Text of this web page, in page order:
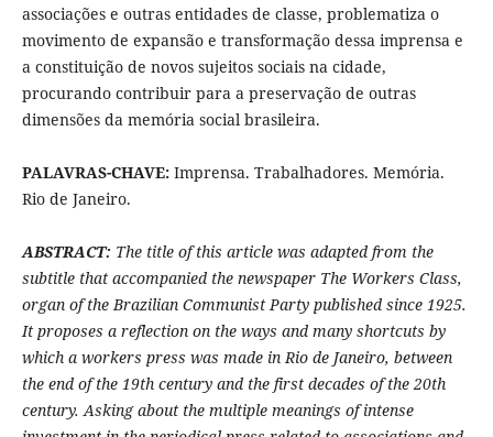
associações e outras entidades de classe, problematiza o
movimento de expansão e transformação dessa imprensa e
a constituição de novos sujeitos sociais na cidade,
procurando contribuir para a preservação de outras
dimensões da memória social brasileira.
PALAVRAS-CHAVE: Imprensa. Trabalhadores. Memória.
Rio de Janeiro.
ABSTRACT: The title of this article was adapted from the
subtitle that accompanied the newspaper The Workers Class,
organ of the Brazilian Communist Party published since 1925.
It proposes a reflection on the ways and many shortcuts by
which a workers press was made in Rio de Janeiro, between
the end of the 19th century and the first decades of the 20th
century. Asking about the multiple meanings of intense